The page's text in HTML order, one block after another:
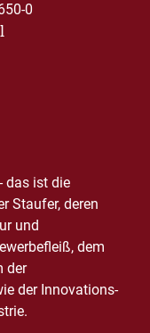
0
das ist die
Staufer, deren
und
dem
der
der Innovations-